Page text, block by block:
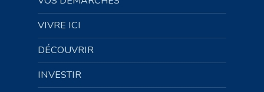
VIVRE ICI
DÉCOUVRIR
INVESTIR